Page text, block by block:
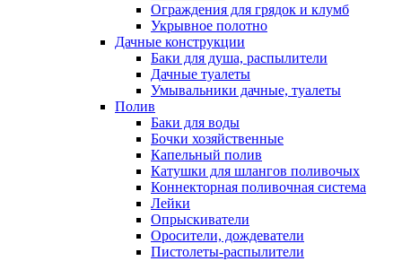
Ограждения для грядок и клумб
Укрывное полотно
Дачные конструкции
Баки для душа, распылители
Дачные туалеты
Умывальники дачные, туалеты
Полив
Баки для воды
Бочки хозяйственные
Капельный полив
Катушки для шлангов поливочых
Коннекторная поливочная система
Лейки
Опрыскиватели
Оросители, дождеватели
Пистолеты-распылители